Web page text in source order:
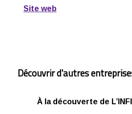
Site web
Découvrir d'autres
À la découverte de